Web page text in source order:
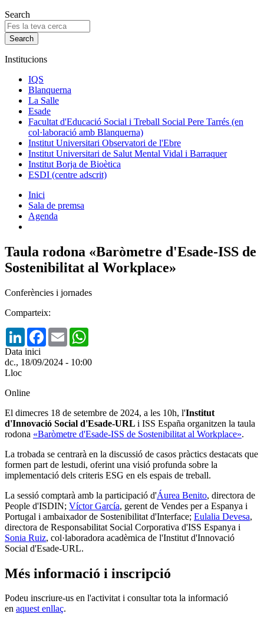
Search
Institucions
IQS
Blanquerna
La Salle
Esade
Facultat d'Educació Social i Treball Social Pere Tarrés (en
col·laboració amb Blanquerna)
Institut Universitari Observatori de l'Ebre
Institut Universitari de Salut Mental Vidal i Barraquer
Institut Borja de Bioètica
ESDI (centre adscrit)
Inici
Sala de premsa
Agenda
Taula rodona «Baròmetre d'Esade-ISS de
Sostenibilitat al Workplace»
Conferències i jornades
Comparteix:
LinkedInFacebook
Email
Data inici
dc., 18/09/2024 - 10:00
Lloc
Online
El dimecres 18 de setembre de 2024, a les 10h, l'Institut
d'Innovació Social d'Esade-URL i ISS España organitzen la taula
rodona «Baròmetre d'Esade-ISS de Sostenibilitat al Workplace».
La trobada se centrarà en la discussió de casos pràctics destacats que
formen part de lestudi, oferint una visió profunda sobre la
implementació dels criteris ESG en els espais de treball.
La sessió comptarà amb la participació d'Áurea Benito, directora de
People d'ISDIN; Víctor García, gerent de Vendes per a Espanya i
Portugal i ambaixador de Sostenibilitat d'Interface; Eulalia Devesa,
directora de Responsabilitat Social Corporativa d'ISS Espanya i
Sonia Ruiz, col·laboradora acadèmica de l'Institut d'Innovació
Social d'Esade-URL.
Més informació i inscripció
Podeu inscriure-us en l'activitat i consultar tota la informació
en aquest enllaç.